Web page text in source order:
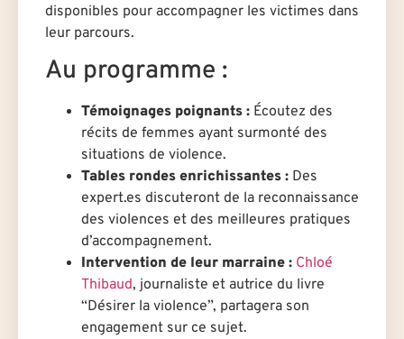
disponibles pour accompagner les victimes dans
leur parcours.
Au programme :
Témoignages poignants : Écoutez des
récits de femmes ayant surmonté des
situations de violence.
Tables rondes enrichissantes : Des
expert.es discuteront de la reconnaissance
des violences et des meilleures pratiques
d’accompagnement.
Intervention de leur marraine : Chloé
Thibaud, journaliste et autrice du livre
“Désirer la violence”, partagera son
engagement sur ce sujet.